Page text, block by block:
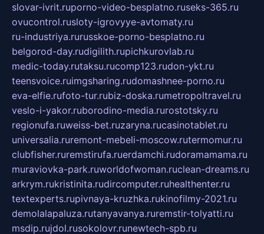
slovar-ivrit.ruporno-video-besplatno.ruseks-365.ru
ovucontrol.rusloty-igrovyye-avtomaty.ru
ru-industriya.rurusskoe-porno-besplatno.ru
belgorod-day.rudigilith.rupichkurovlab.ru
medic-today.rutaksu.rucomp123.rudon-ykt.ru
teensvoice.ruimgsharing.rudomashnee-porno.ru
eva-elfie.rufoto-tur.rubiz-doska.rumetropoltravel.ru
veslo-i-yakor.ruborodino-media.rurostotsky.ru
regionufa.ruweiss-bet.ruzaryna.rucasinotablet.ru
universalia.ruremont-mebeli-moscow.rutermomur.ru
clubfisher.ruremstirufa.ruerdamchi.rudoramamama.ru
muraviovka-park.ruworldofwoman.ruclean-dreams.ru
arkrym.rukristinita.rudircomputer.ruhealthenter.ru
textexperts.rupivnaya-kruzhka.rukinofilmy-2021.ru
demolalapaluza.rutanyavanya.ruremstir-tolyatti.ru
msdip.rujdol.rusokolovr.runewtech-spb.ru